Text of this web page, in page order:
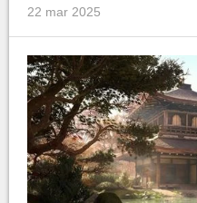
22 mar 2025